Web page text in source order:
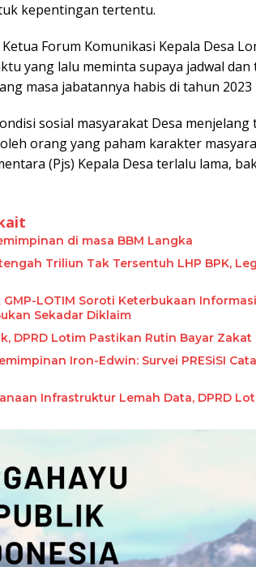
kepentingan tertentu.
Forum Komunikasi Kepala Desa
yang lalu meminta supaya jadwal
masa jabatannya habis di tahun
sosial masyarakat Desa
orang yang paham karakter
(Pjs) Kepala Desa terlalu lama,
di masa BBM Langka
Triliun Tak Tersentuh LHP BPK,
LOTIM Soroti Keterbukaan
Sekadar Diklaim
DPRD Lotim Pastikan Rutin Bayar
Iron-Edwin: Survei PRESiSI
Infrastruktur Lemah Data, DPRD